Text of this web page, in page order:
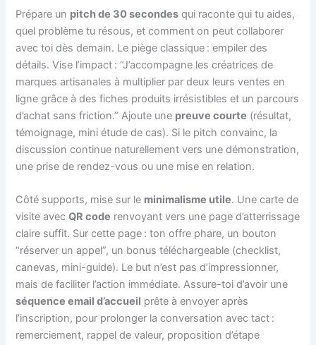
Prépare un pitch de 30 secondes qui raconte qui tu aides,
quel problème tu résous, et comment on peut collaborer
avec toi dès demain. Le piège classique : empiler des
détails. Vise l’impact : “J’accompagne les créatrices de
marques artisanales à multiplier par deux leurs ventes en
ligne grâce à des fiches produits irrésistibles et un parcours
d’achat sans friction.” Ajoute une preuve courte (résultat,
témoignage, mini étude de cas). Si le pitch convainc, la
discussion continue naturellement vers une démonstration,
une prise de rendez-vous ou une mise en relation.
Côté supports, mise sur le minimalisme utile. Une carte de
visite avecQR code renvoyant vers une page d’atterrissage
claire suffit. Sur cette page : ton offre phare, un bouton
“réserver un appel”, un bonus téléchargeable (checklist,
canevas, mini-guide). Le but n’est pas d’impressionner,
mais de faciliter l’action immédiate. Assure-toi d’avoir une
séquence email d’accueil prête à envoyer après
l’inscription, pour prolonger la conversation avec tact :
remerciement, rappel de valeur, proposition d’étape